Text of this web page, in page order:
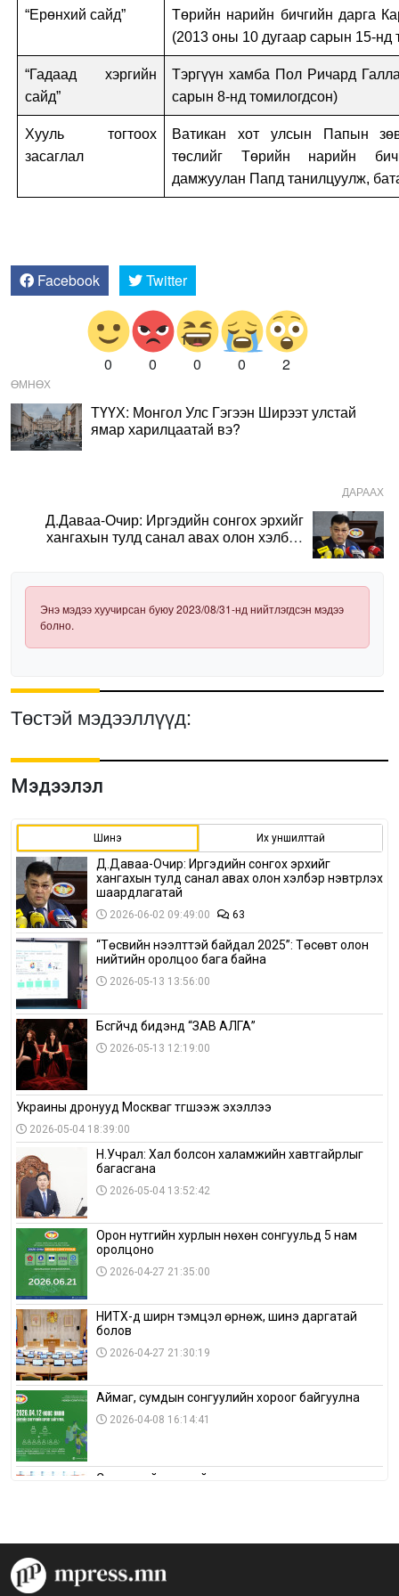
“Ерөнхий сайд”
Төрийн нарийн бичгийн дарга
(2013 оны 10 дугаар сарын 15-нд
“Гадаад хэргийн
сайд”
Тэргүүн хамба Пол Ричард
сарын 8-нд томилогдсон)
Хууль тогтоох
засаглал
Ватикан хот улсын Папын
төслийг Төрийн нарийн
дамжуулан Папд танилцуулж,
Facebook Twitter
0 0 0 0 2
ӨМНӨХ
ТҮҮХ: Монгол Улс Гэгээн Ширээт улстай
ямар харилцаатай вэ?
ДАРААХ
Д.Даваа-Очир: Иргэдийн сонгох эрхийг
хангахын тулд санал авах олон хэлбэр
Энэ мэдээ хуучирсан буюу 2023/08/31-нд нийтлэгдсэн мэдээ
болно.
Төстэй мэдээллүүд:
Мэдээлэл
Шинэ Их уншилттай
Д.Даваа-Очир: Иргэдийн сонгох эрхийг
хангахын тулд санал авах олон хэлбэр нэвтрүүлэх
шаардлагатай
2026-06-02 09:49:00 63
“Төсвийн нээлттэй байдал 2025”: Төсөвт олон
нийтийн оролцоо бага байна
2026-05-13 13:56:00
Бүсгүйчүүд бидэнд “ЗАВ АЛГА”
2026-05-13 12:19:00
Украины дронууд Москваг түгшээж эхэллээ
2026-05-04 18:39:00
Н.Учрал: Хал болсон халамжийн хавтгайрлыг
багасгана
2026-05-04 13:52:42
Орон нутгийн хурлын нөхөн сонгуульд 5 нам
оролцоно
2026-04-27 21:35:00
НИТХ-д ширүүн тэмцэл өрнөж, шинэ даргатай
болов
2026-04-27 21:30:19
Аймаг, сумдын сонгуулийн хороог байгуулна
2026-04-08 16:14:41
Сонгуулийн хуулийн зөрчил, шалгах,
аймагт үргэлжилж байна